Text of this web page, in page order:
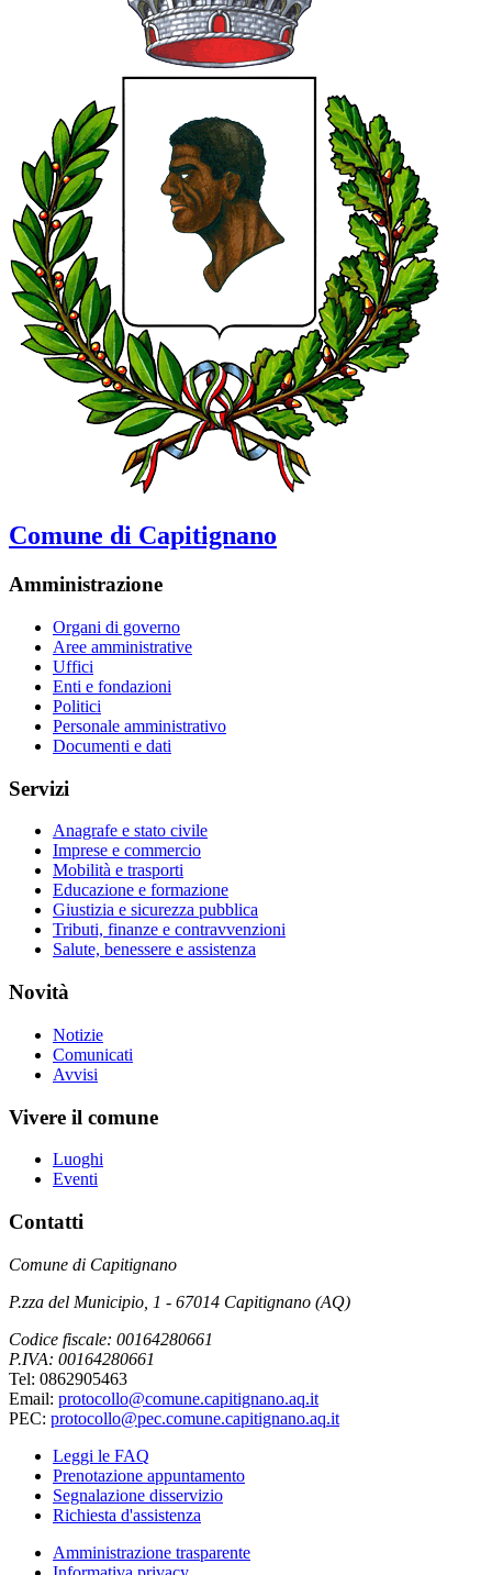
Comune di Capitignano
Amministrazione
Organi di governo
Aree amministrative
Uffici
Enti e fondazioni
Politici
Personale amministrativo
Documenti e dati
Servizi
Anagrafe e stato civile
Imprese e commercio
Mobilità e trasporti
Educazione e formazione
Giustizia e sicurezza pubblica
Tributi, finanze e contravvenzioni
Salute, benessere e assistenza
Novità
Notizie
Comunicati
Avvisi
Vivere il comune
Luoghi
Eventi
Contatti
Comune di Capitignano
P.zza del Municipio, 1 - 67014 Capitignano (AQ)
Codice fiscale: 00164280661
P.IVA: 00164280661
Tel: 0862905463
Email: protocollo@comune.capitignano.aq.it
PEC: protocollo@pec.comune.capitignano.aq.it
Leggi le FAQ
Prenotazione appuntamento
Segnalazione disservizio
Richiesta d'assistenza
Amministrazione trasparente